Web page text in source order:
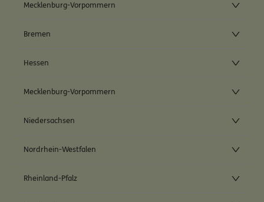
Mecklenburg-Vorpommern
Bremen
Hessen
Mecklenburg-Vorpommern
Niedersachsen
Nordrhein-Westfalen
Rheinland-Pfalz